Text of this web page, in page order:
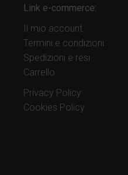
Link e-commerce:
Il mio account
Termini e condizioni
Spedizioni e resi
Carrello
Privacy Policy
Cookies Policy